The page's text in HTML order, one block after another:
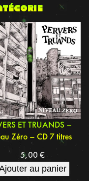
ET TRUANDS –
Zéro – CD 7 titres
5,00€
au panier